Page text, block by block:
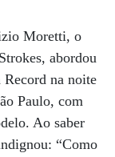
Moretti, o
abordou
Record na noite
Paulo, com
Ao saber
“Como